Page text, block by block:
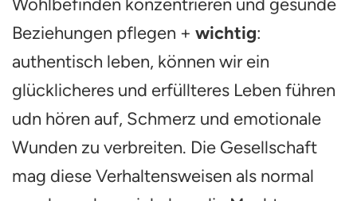
Wohlbefinden konzentrieren und gesunde
Beziehungen pflegen + wichtig:
authentisch leben, können wir ein
glücklicheres und erfüllteres Leben führen
udn hören auf, Schmerz und emotionale
Wunden zu verbreiten. Die Gesellschaft
mag diese Verhaltensweisen als normal